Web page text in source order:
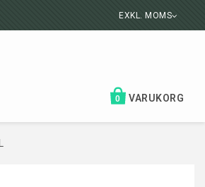
EXKL. MOMS
VARUKORG
0